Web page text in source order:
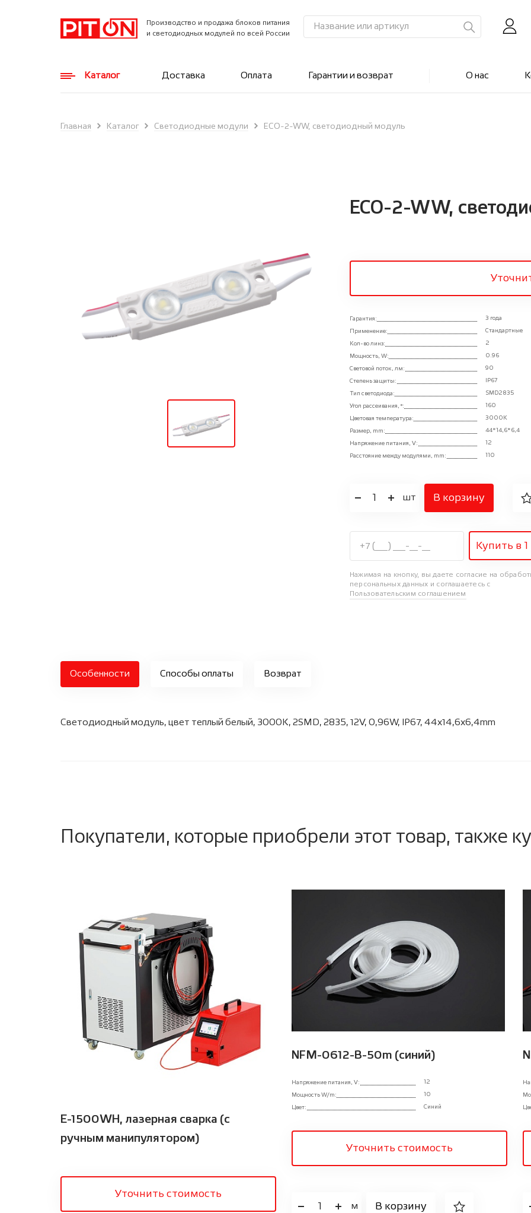
Производство и продажа блоков питания
и светодиодных модулей по всей России
Каталог Доставка Оплата Гарантии и возврат О нас
Главная Каталог Светодиодные модули ECO-2-WW, светодиодный модуль
ECO-2-WW,
Гарантия: 3 года
Применение: Стандартные
Кол-во линз: 2
Мощность, W: 0.96
Световой поток, лм: 90
Степень защиты: IP67
Тип светодиода: SMD2835
Угол рассеивания, °: 160
Цветовая температура: 3000K
Размер, mm: 44*14,6*6,4
Напряжение питания, V: 12
Расстояние между модулями, mm: 110
1 шт В корзину
Купить в
Нажимая на кнопку, вы даете согласие на
персональных данных и соглашаетесь с
Пользовательским соглашением
Особенности Способы оплаты Возврат
Светодиодный модуль, цвет теплый белый, 3000K, 2SMD, 2835, 12V, 0,96W, IP67, 44x14,6x6,4mm
Покупатели, которые приобрели этот товар, также
E-1500WH, лазерная сварка (с
ручным манипулятором)
Уточнить стоимость
NFM-0612-B-50m (синий)
Напряжение питания, V: 12
Мощность W/m: 10
Цвет: Синий
Уточнить стоимость
1 м В корзину